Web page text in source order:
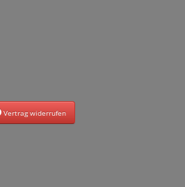
Vertrag widerrufen